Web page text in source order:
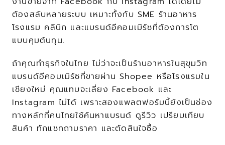
ต้องสลับหลายระบบ เหมาะทั้งกับ SME ร้านอาหาร
โรงแรม คลินิก และแบรนด์อีคอมเมิร์ซที่ต้องการโต
แบบคุมต้นทุน.
ถ้าคุณทำธุรกิจในไทย ไม่ว่าจะเป็นร้านอาหารในสุขุมวิท
แบรนด์อีคอมเมิร์ซที่ขายผ่าน Shopee หรือโรงแรมใน
เชียงใหม่ คุณแทบจะเลี่ยง Facebook และ
Instagram ไม่ได้ เพราะสองแพลตฟอร์มนี้ยังเป็นช่อง
ทางหลักที่คนไทยใช้ค้นหาแบรนด์ ดูรีวิว เปรียบเทียบ
สินค้า ทักแชทถามราคา และตัดสินใจซื้อ